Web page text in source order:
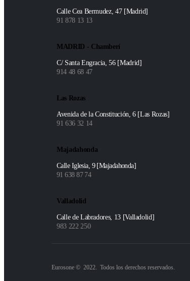
Calle Cea Bermudez, 47 [Madrid]
91 878 13 13
MADRID - Chamberí
C/ Santa Engracia, 56 [Madrid]
914 48 68 47
Las Rozas
Avenida de la Constitución, 6 [Las Rozas]
91 636 32 14
Majadahonda
Calle Iglesia, 9 [Majadahonda]
91 638 87 74
Valladolid
Calle de Labradores, 13 [Valladolid]
983 222 250
Eurosone © 2022. Todos los derechos reservados.